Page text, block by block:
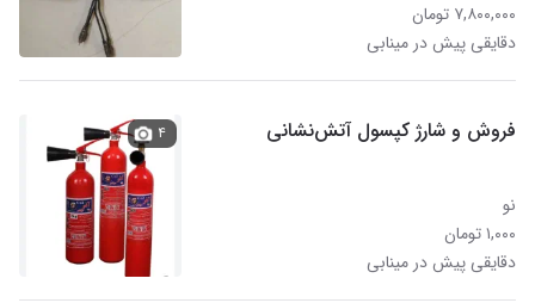
۷,۸۰۰,۰۰۰ تومان
دقایقی پیش در مینابی
فروش و شارژ کپسول آتش‌نشانی
نو
۱,۰۰۰ تومان
دقایقی پیش در مینابی
۴